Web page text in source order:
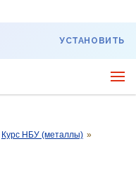
УСТАНОВИТЬ
Курс НБУ (металлы) »